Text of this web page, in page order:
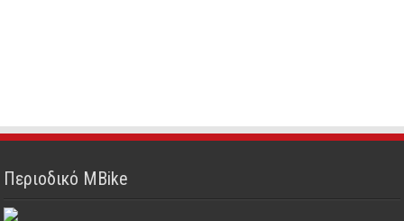
Περιοδικό MBike